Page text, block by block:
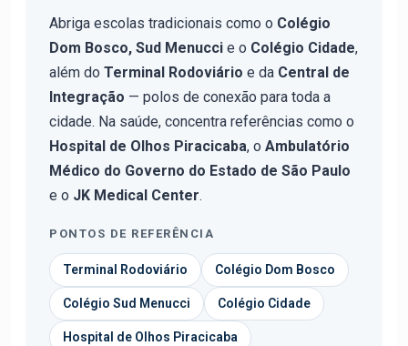
Abriga escolas tradicionais como o Colégio
Dom Bosco, Sud Menucci e o Colégio Cidade,
além do Terminal Rodoviário e da Central de
Integração — polos de conexão para toda a
cidade. Na saúde, concentra referências como o
Hospital de Olhos Piracicaba, o Ambulatório
Médico do Governo do Estado de São Paulo
e o JK Medical Center.
PONTOS DE REFERÊNCIA
Terminal Rodoviário Colégio Dom Bosco
Colégio Sud Menucci Colégio Cidade
Hospital de Olhos Piracicaba